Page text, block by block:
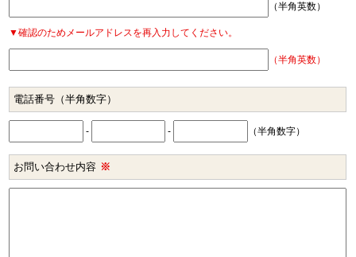
（半角英数）
▼確認のためメールアドレスを再入力してください。
（半角英数）
電話番号 （半角数字）
- - （半角数字）
お問い合わせ内容 ※